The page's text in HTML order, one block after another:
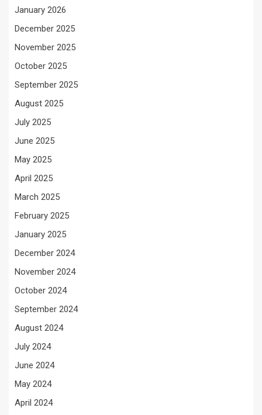
January 2026
December 2025
November 2025
October 2025
September 2025
August 2025
July 2025
June 2025
May 2025
April 2025
March 2025
February 2025
January 2025
December 2024
November 2024
October 2024
September 2024
August 2024
July 2024
June 2024
May 2024
April 2024